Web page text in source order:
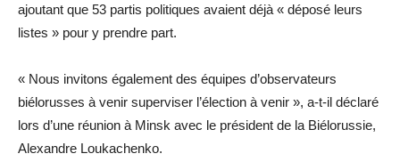
ajoutant que 53 partis politiques avaient déjà « déposé leurs
listes » pour y prendre part.
« Nous invitons également des équipes d’observateurs
biélorusses à venir superviser l’élection à venir », a-t-il déclaré
lors d’une réunion à Minsk avec le président de la Biélorussie,
Alexandre Loukachenko.